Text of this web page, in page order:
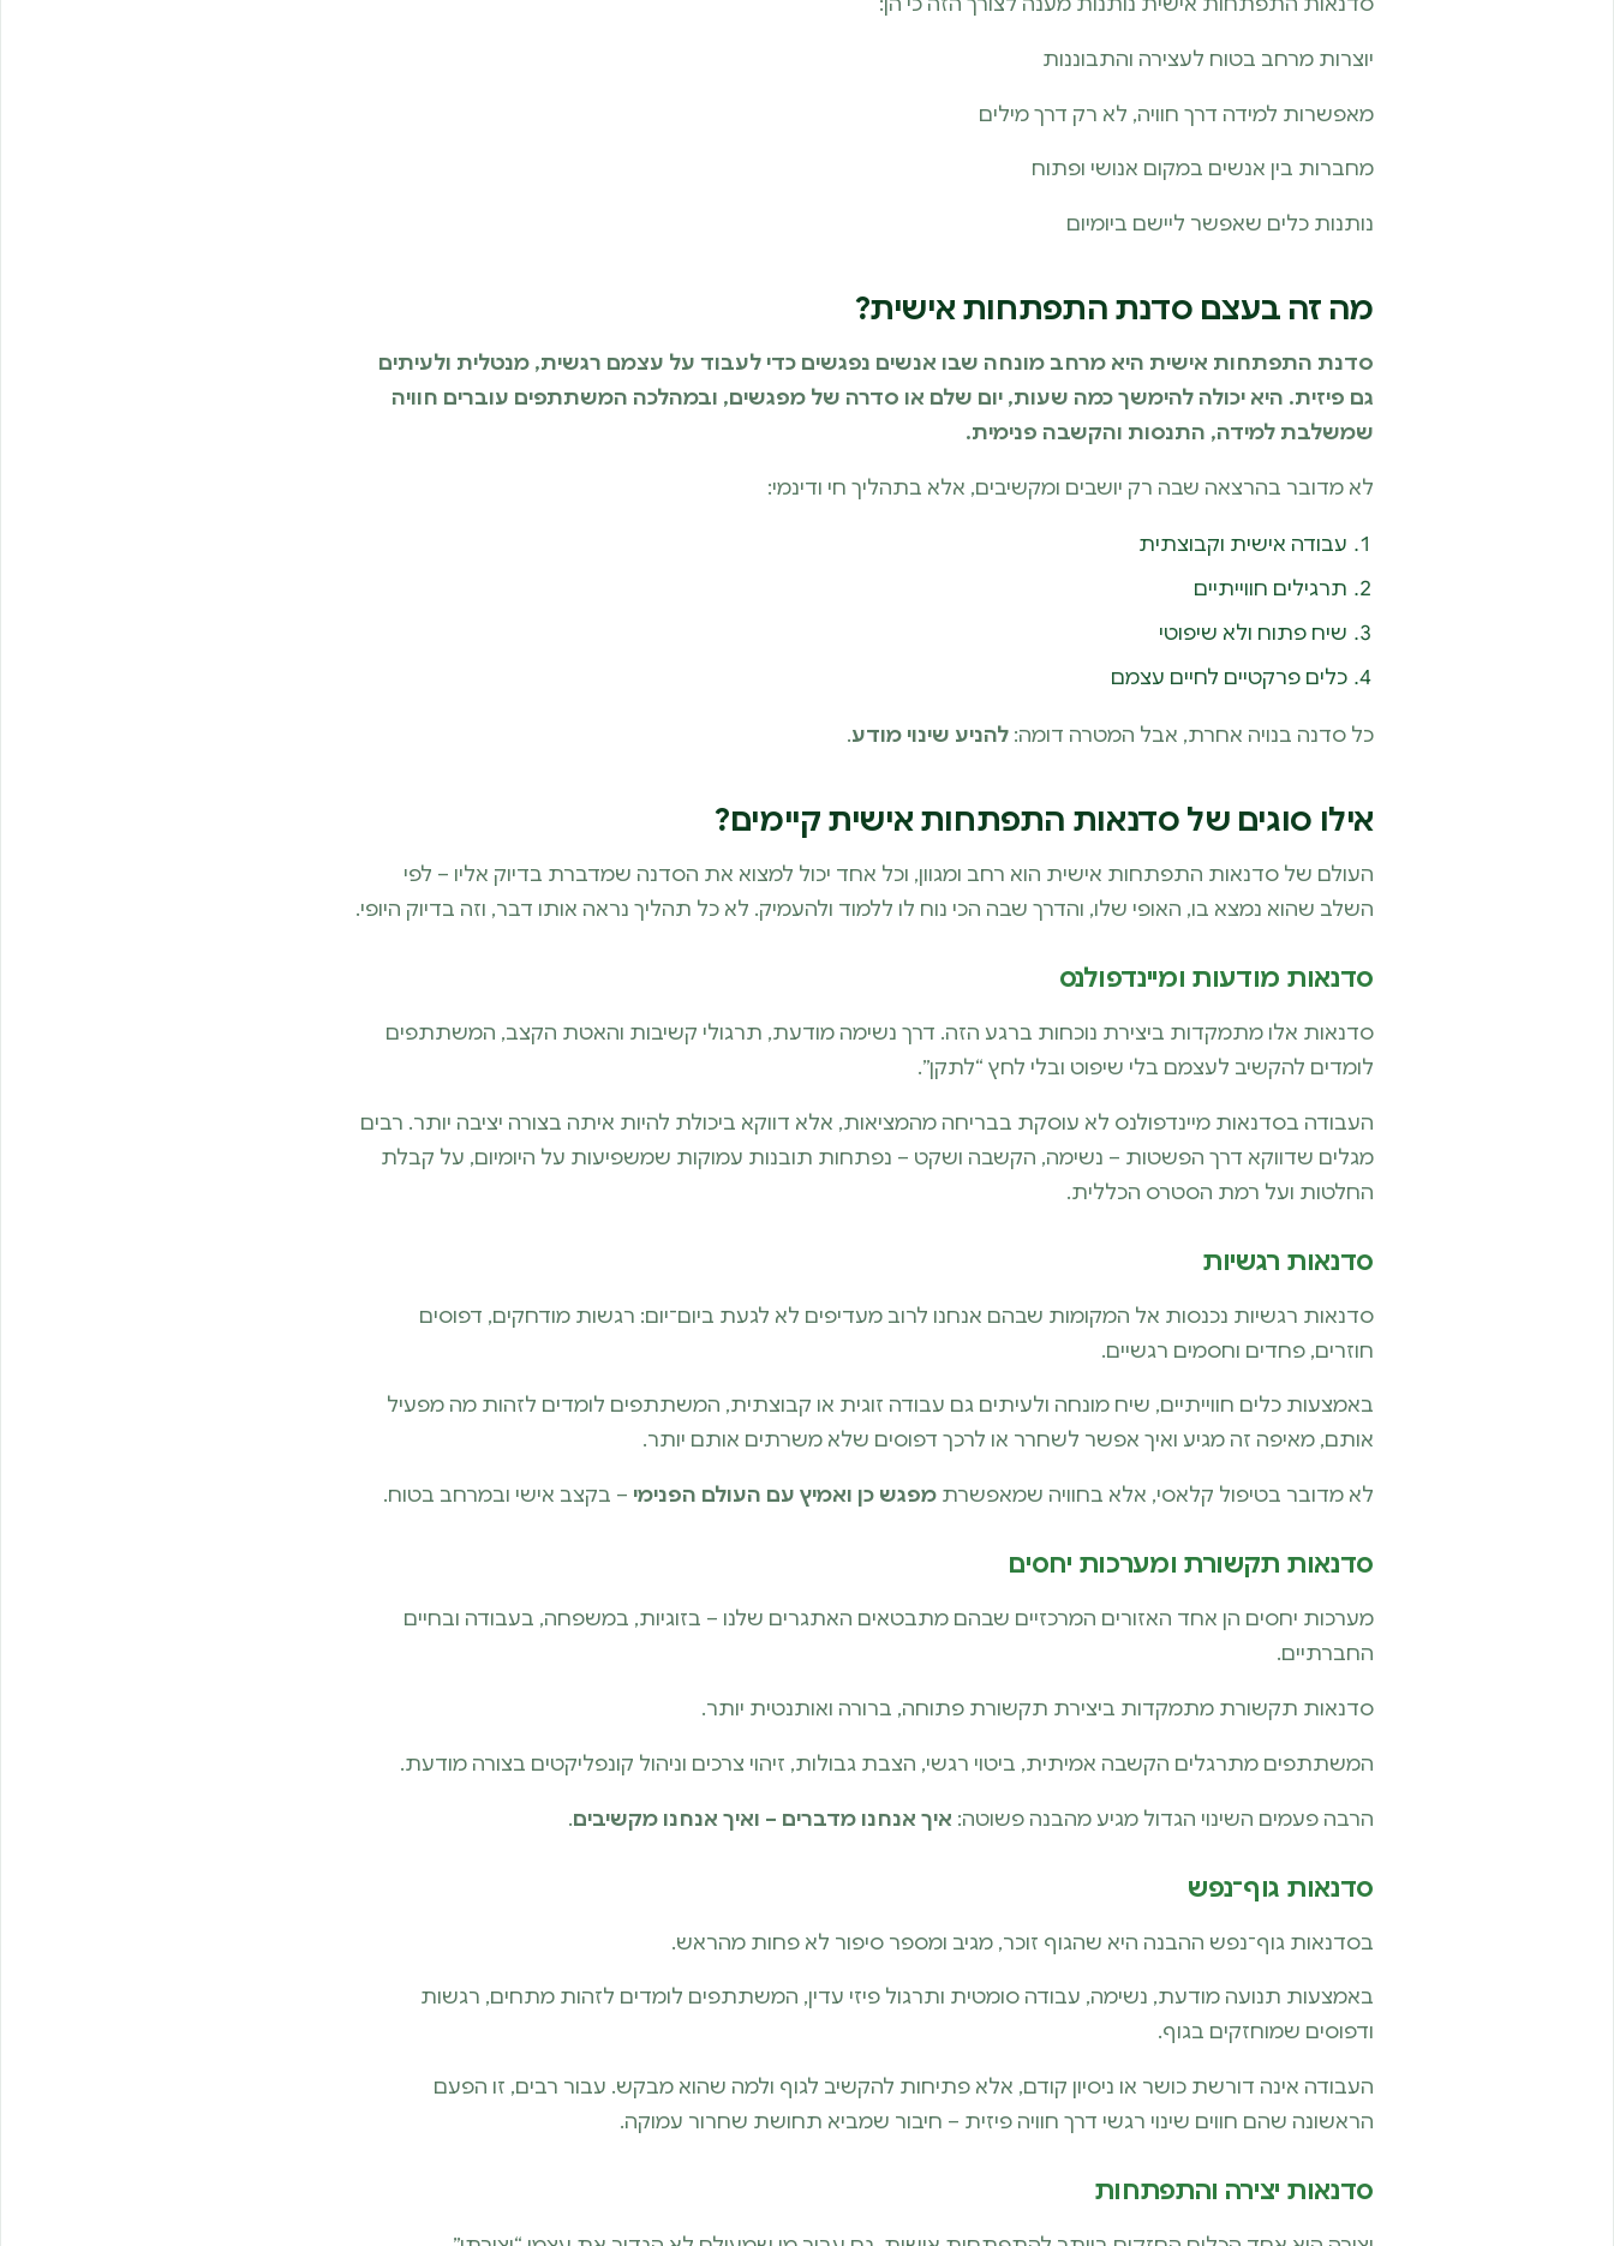
יוצרות מרחב בטוח לעצירה והתבוננות
מאפשרות למידה דרך חוויה, לא רק דרך מילים
מחברות בין אנשים במקום אנושי ופתוח
נותנות כלים שאפשר ליישם ביומיום
מה זה בעצם סדנת התפתחות אישית?
סדנת התפתחות אישית היא מרחב מונחה שבו אנשים נפגשים כדי לעבוד על עצמם רגשית, מנטלית ולעיתים
גם פיזית. היא יכולה להימשך כמה שעות, יום שלם או סדרה של מפגשים, ובמהלכה המשתתפים עוברים חוויה
שמשלבת למידה, התנסות והקשבה פנימית.
לא מדובר בהרצאה שבה רק יושבים ומקשיבים, אלא בתהליך חי ודינמי:
עבודה אישית וקבוצתית
תרגילים חווייתיים
שיח פתוח ולא שיפוטי
כלים פרקטיים לחיים עצמם
כל סדנה בנויה אחרת, אבל המטרה דומה: להניע שינוי מודע.
אילו סוגים של סדנאות התפתחות אישית קיימים?
העולם של סדנאות התפתחות אישית הוא רחב ומגוון, וכל אחד יכול למצוא את הסדנה שמדברת בדיוק אליו – לפי
השלב שהוא נמצא בו, האופי שלו, והדרך שבה הכי נוח לו ללמוד ולהעמיק. לא כל תהליך נראה אותו דבר, וזה בדיוק היופי.
סדנאות מודעות ומיינדפולנס
סדנאות אלו מתמקדות ביצירת נוכחות ברגע הזה. דרך נשימה מודעת, תרגולי קשיבות והאטת הקצב, המשתתפים
לומדים להקשיב לעצמם בלי שיפוט ובלי לחץ “לתקן”.
העבודה בסדנאות מיינדפולנס לא עוסקת בבריחה מהמציאות, אלא דווקא ביכולת להיות איתה בצורה יציבה יותר. רבים
מגלים שדווקא דרך הפשטות – נשימה, הקשבה ושקט – נפתחות תובנות עמוקות שמשפיעות על היומיום, על קבלת
החלטות ועל רמת הסטרס הכללית.
סדנאות רגשיות
סדנאות רגשיות נכנסות אל המקומות שבהם אנחנו לרוב מעדיפים לא לגעת ביום־יום: רגשות מודחקים, דפוסים
חוזרים, פחדים וחסמים רגשיים.
באמצעות כלים חווייתיים, שיח מונחה ולעיתים גם עבודה זוגית או קבוצתית, המשתתפים לומדים לזהות מה מפעיל
אותם, מאיפה זה מגיע ואיך אפשר לשחרר או לרכך דפוסים שלא משרתים אותם יותר.
לא מדובר בטיפול קלאסי, אלא בחוויה שמאפשרת מפגש כן ואמיץ עם העולם הפנימי – בקצב אישי ובמרחב בטוח.
סדנאות תקשורת ומערכות יחסים
מערכות יחסים הן אחד האזורים המרכזיים שבהם מתבטאים האתגרים שלנו – בזוגיות, במשפחה, בעבודה ובחיים
החברתיים.
סדנאות תקשורת מתמקדות ביצירת תקשורת פתוחה, ברורה ואותנטית יותר.
המשתתפים מתרגלים הקשבה אמיתית, ביטוי רגשי, הצבת גבולות, זיהוי צרכים וניהול קונפליקטים בצורה מודעת.
הרבה פעמים השינוי הגדול מגיע מהבנה פשוטה: איך אנחנו מדברים – ואיך אנחנו מקשיבים.
סדנאות גוף־נפש
בסדנאות גוף־נפש ההבנה היא שהגוף זוכר, מגיב ומספר סיפור לא פחות מהראש.
באמצעות תנועה מודעת, נשימה, עבודה סומטית ותרגול פיזי עדין, המשתתפים לומדים לזהות מתחים, רגשות
ודפוסים שמוחזקים בגוף.
העבודה אינה דורשת כושר או ניסיון קודם, אלא פתיחות להקשיב לגוף ולמה שהוא מבקש. עבור רבים, זו הפעם
הראשונה שהם חווים שינוי רגשי דרך חוויה פיזית – חיבור שמביא תחושת שחרור עמוקה.
סדנאות יצירה והתפתחות